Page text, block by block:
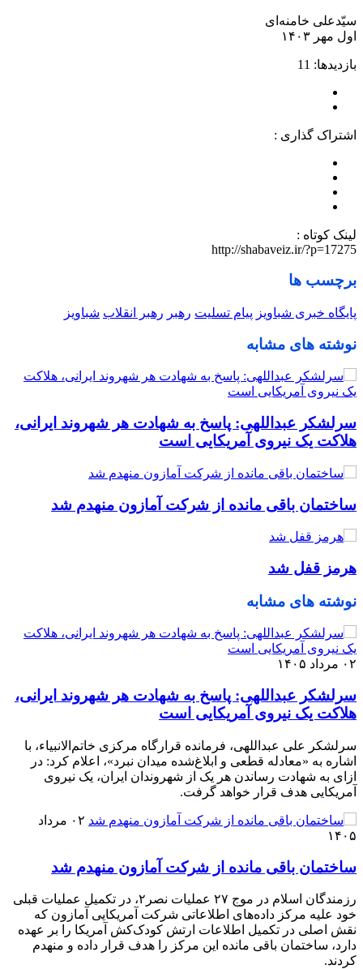
سیّدعلی خامنه‌ای
اول مهر ۱۴۰۳
بازدیدها: 11
اشتراک گذاری :
لینک کوتاه :
http://shabaveiz.ir/?p=17275
برچسب ها
پایگاه خبری شباویز پیام تسلیت رهبر رهبر انقلاب شباویز
نوشته های مشابه
سرلشکر عبداللهی: پاسخ به شهادت هر شهروند ایرانی،
هلاکت یک نیروی آمریکایی است
ساختمان باقی مانده از شرکت آمازون منهدم شد
هرمز قفل شد
نوشته های مشابه
۰۲ مرداد ۱۴۰۵
سرلشکر عبداللهی: پاسخ به شهادت هر شهروند ایرانی،
هلاکت یک نیروی آمریکایی است
سرلشکر علی عبداللهی، فرمانده قرارگاه مرکزی خاتم‌الانبیاء، با
اشاره به «معادله قطعی و ابلاغ‌شده میدان نبرد»، اعلام کرد: در
ازای به شهادت رساندن هر یک از شهروندان ایران، یک نیروی
آمریکایی هدف قرار خواهد گرفت.
۰۲ مرداد
۱۴۰۵
ساختمان باقی مانده از شرکت آمازون منهدم شد
رزمندگان اسلام در موج ۲۷ عملیات نصر۲، در تکمیل عملیات قبلی
خود علیه مرکز داده‌های اطلاعاتی شرکت آمریکایی آمازون که
نقش اصلی در تکمیل اطلاعات ارتش کودک‌کش آمریکا را بر عهده
دارد، ساختمان باقی مانده این مرکز را هدف قرار داده و منهدم
کردند.